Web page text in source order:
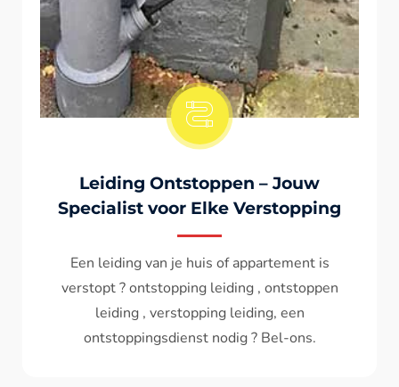
Onstopping Van Wc-Tiolet
Wc spoelt niet meer door ? het water komt
terug ? ontstoppen wc , ontstopping wc , wc
verstopt , een ontstoppingsdienst nodig ?
Bel - ons ? V.A 119€